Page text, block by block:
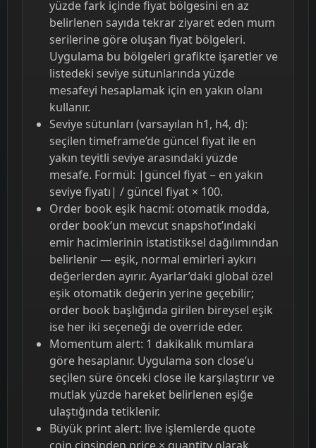
yüzde fark içinde fiyat bölgesini en az
belirlenen sayıda tekrar ziyaret eden mum
serilerine göre oluşan fiyat bölgeleri.
Uygulama bu bölgeleri grafikte işaretler ve
listedeki seviye sütunlarında yüzde
mesafeyi hesaplamak için en yakın olanı
kullanır.
Seviye sütunları (varsayılan h1, h4, d):
seçilen timeframe’de güncel fiyat ile en
yakın teyitli seviye arasındaki yüzde
mesafe. Formül: |güncel fiyat − en yakın
seviye fiyatı| / güncel fiyat × 100.
Order book eşik hacmi: otomatik modda,
order book’un mevcut snapshot’ındaki
emir hacimlerinin istatistiksel dağılımından
belirlenir — eşik, normal emirleri aykırı
değerlerden ayırır. Ayarlar’daki global özel
eşik otomatik değerin yerine geçebilir;
order book başlığında girilen bireysel eşik
ise her iki seçeneği de override eder.
Momentum alert: 1 dakikalık mumlara
göre hesaplanır. Uygulama son close’u
seçilen süre önceki close ile karşılaştırır ve
mutlak yüzde hareket belirlenen eşiğe
ulaştığında tetiklenir.
Büyük print alert: live işlemlerde quote